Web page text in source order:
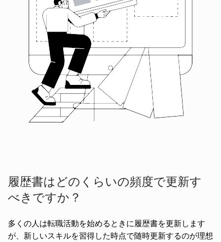
履歴書はどのくらいの頻度で更新す
べきですか？
多くの人は転職活動を始めるときに履歴書を更新します
が、新しいスキルを習得した時点で随時更新するのが理想